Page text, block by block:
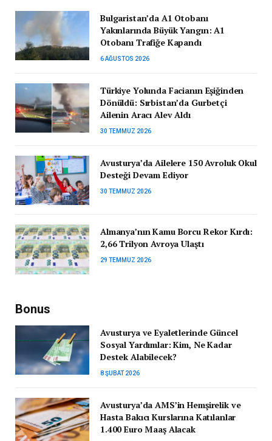
Bulgaristan’da A1 Otobanı
Yakınlarında Büyük Yangın: A1
Otobanı Trafiğe Kapandı
6 AĞUSTOS 2026
Türkiye Yolunda Facianın Eşiğinden
Dönüldü: Sırbistan’da Gurbetçi
Ailenin Aracı Alev Aldı
30 TEMMUZ 2026
Avusturya’da Ailelere 150 Avroluk Okul
Desteği Devam Ediyor
30 TEMMUZ 2026
Almanya’nın Kamu Borcu Rekor Kırdı:
2,66 Trilyon Avroya Ulaştı
29 TEMMUZ 2026
Bonus
Avusturya ve Eyaletlerinde Güncel
Sosyal Yardımlar: Kim, Ne Kadar
Destek Alabilecek?
8 ŞUBAT 2026
Avusturya’da AMS’in Hemşirelik ve
Hasta Bakıcı Kurslarına Katılanlar
1.400 Euro Maaş Alacak